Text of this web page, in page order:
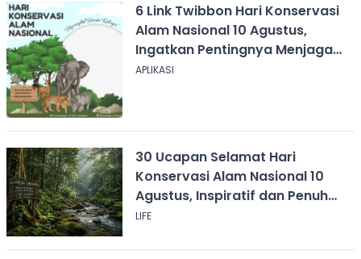
6 Link Twibbon Hari Konservasi
Alam Nasional 10 Agustus,
Ingatkan Pentingnya Menjaga
Alam
APLIKASI
30 Ucapan Selamat Hari
Konservasi Alam Nasional 10
Agustus, Inspiratif dan Penuh
Pesan
LIFE